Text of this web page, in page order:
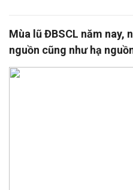
Mùa lũ ĐBSCL năm nay,
nguồn cũng như hạ